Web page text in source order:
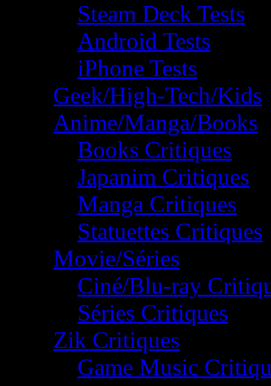
Steam Deck Tests
Android Tests
iPhone Tests
Geek/High-Tech/Kids
Anime/Manga/Books
Books Critiques
Japanim Critiques
Manga Critiques
Statuettes Critiques
Movie/Séries
Ciné/Blu-ray
Séries Critiques
Zik Critiques
Game Music